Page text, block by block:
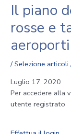
Il piano
rosse e
aeroporti
/Selezione articoli
Luglio 17, 2020
Per accedere alla
utente registrato